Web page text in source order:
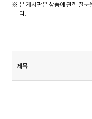
본 게시판은 상품에 관한 질문
다.
제목